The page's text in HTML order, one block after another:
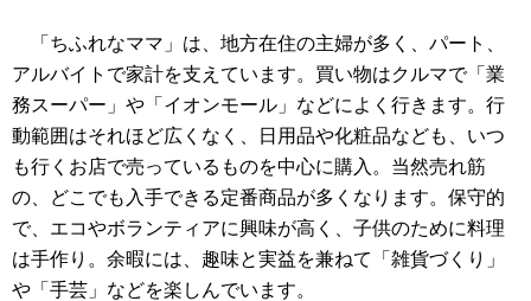
「ちふれなママ」は、地方在住の主婦が多く、パート、
アルバイトで家計を支えています。買い物はクルマで「業
務スーパー」や「イオンモール」などによく行きます。行
動範囲はそれほど広くなく、日用品や化粧品なども、いつ
も行くお店で売っているものを中心に購入。当然売れ筋
の、どこでも入手できる定番商品が多くなります。保守的
で、エコやボランティアに興味が高く、子供のために料理
は手作り。余暇には、趣味と実益を兼ねて「雑貨づくり」
や「手芸」などを楽しんでいます。